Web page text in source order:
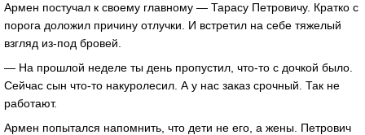
Армен постучал к своему главному — Тарасу Петровичу. Кратко с
порога доложил причину отлучки. И встретил на себе тяжелый
взгляд из-под бровей.
— На прошлой неделе ты день пропустил, что-то с дочкой было.
Сейчас сын что-то накуролесил. А у нас заказ срочный. Так не
работают.
Армен попытался напомнить, что дети не его, а жены. Петрович